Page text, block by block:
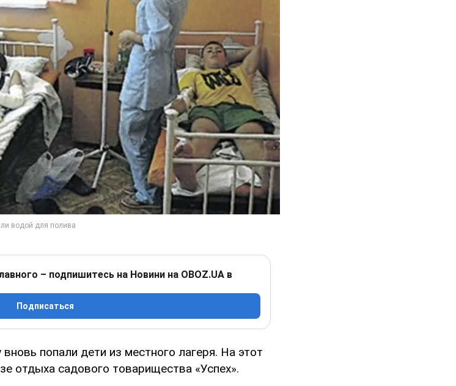
– подпишитесь на Новини на OBOZ.UA в
Подписаться
попали дети из местного лагеря. На этот
отдыха садового товарищества «Успех».